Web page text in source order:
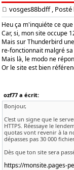
vosges88bdff, Posté
Heu ça m'inquiéte ce
Car, si, mon site occupe
Mais sur Thunderbird
re-fonctionnait malgré
Mais là, le modo ne
Or le site est bien
ozf77 a écrit:
Bonjour,
C'est un signe que le
HTTPS. Réessaye le
quotas vont revenir à la
dépasses pas 30 000
Dès que ton site sera
https://monsite.pages-